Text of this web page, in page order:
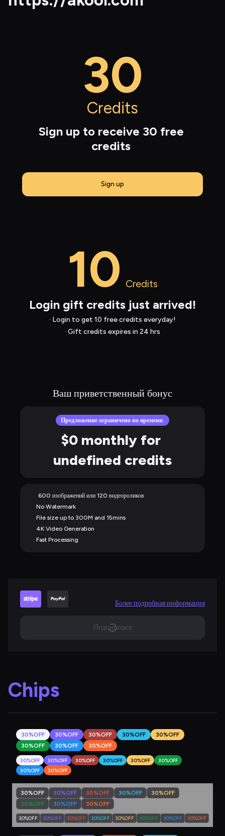
Sign up to receive 30 free
credits
Sign up
30
Credits
Login gift credits just arrived!
· Login to get 10 free credits everyday!
· Gift credits expires in 24 hrs
10 Credits
Ваш приветственный бонус
Предложение ограничено по времени.
$0 monthly for
undefined credits
600 изображений или 120 видеороликов
No Watermark
File size up to 300M and 15mins
4K Video Generation
Fast Processing
Более подробная информация
Подписаться
Chips
30%OFF 30%OFF 30%OFF 30%OFF
30%OFF
30%OFF
30%OFF 30%OFF
30%OFF 30%OFF 30%OFF 30%OFF 30%OFF
30%OFF
30%OFF
30%OFF
30%OFF 30%OFF 30%OFF 30%OFF
30%OFF
30%OFF
30%OFF 30%OFF
30%OFF 30%OFF 30%OFF 30%OFF 30%OFF 30%OFF 30%OFF 30%OFF